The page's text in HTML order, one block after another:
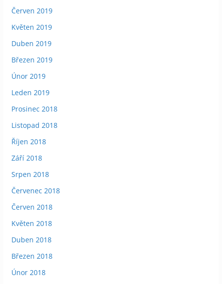
Červen 2019
Květen 2019
Duben 2019
Březen 2019
Únor 2019
Leden 2019
Prosinec 2018
Listopad 2018
Říjen 2018
Září 2018
Srpen 2018
Červenec 2018
Červen 2018
Květen 2018
Duben 2018
Březen 2018
Únor 2018